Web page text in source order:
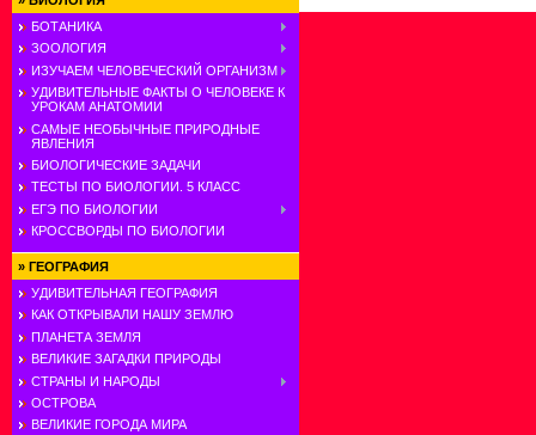
БОТАНИКА
ЗООЛОГИЯ
ИЗУЧАЕМ ЧЕЛОВЕЧЕСКИЙ ОРГАНИЗМ
УДИВИТЕЛЬНЫЕ ФАКТЫ О ЧЕЛОВЕКЕ К
УРОКАМ АНАТОМИИ
САМЫЕ НЕОБЫЧНЫЕ ПРИРОДНЫЕ
ЯВЛЕНИЯ
БИОЛОГИЧЕСКИЕ ЗАДАЧИ
ТЕСТЫ ПО БИОЛОГИИ. 5 КЛАСС
ЕГЭ ПО БИОЛОГИИ
КРОССВОРДЫ ПО БИОЛОГИИ
» ГЕОГРАФИЯ
УДИВИТЕЛЬНАЯ ГЕОГРАФИЯ
КАК ОТКРЫВАЛИ НАШУ ЗЕМЛЮ
ПЛАНЕТА ЗЕМЛЯ
ВЕЛИКИЕ ЗАГАДКИ ПРИРОДЫ
СТРАНЫ И НАРОДЫ
ОСТРОВА
ВЕЛИКИЕ ГОРОДА МИРА